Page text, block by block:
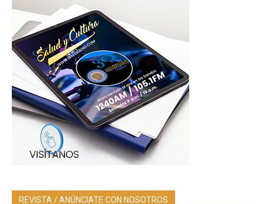
REVISTA / ANÚNCIATE CON NOSOTROS